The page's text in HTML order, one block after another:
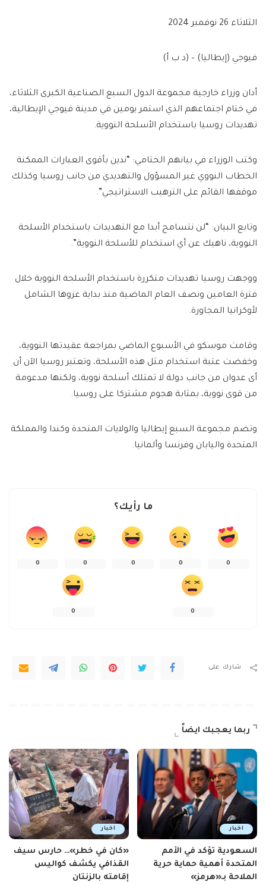
الثلاثاء 26 نوفمبر 2024
فيوجي (إيطاليا) – (د ب أ)
أدان وزراء خارجية مجموعة الدول السبع الصناعية الكبرى الثلاثاء،
في ختام اجتماعهم الذي استمر يومين في مدينة فيوجي الإيطالية،
تهديدات روسيا باستخدام الأسلحة النووية.
وكتب الوزراء في بيانهم الختامي: “ندين بأقوى العبارات الممكنة
الخطاب النووي غير المسؤول والتهديدي من جانب روسيا وكذلك
موقفها القائم على الترهيب الاستراتيجي”.
وتابع البيان: “لن نتسامح أبدا مع التهديدات باستخدام الأسلحة
النووية، ناهيك عن أي استخدام للأسلحة النووية”.
ووجهت روسيا تهديدات متكررة باستخدام الأسلحة النووية خلال
فترة العامين ونصف العام الماضية منذ بداية غزوها الشامل
لأوكرانيا المجاورة.
وقامت موسكو في الأسبوع الماضي بمراجعة عقيدتها النووية،
وخفضت عتبة استخدام مثل هذه الأسلحة، وتعتبر روسيا الآن أن
أى عدوان من جانب دولة لا تمتلك أسلحة نووية، ولكنها مدعومة
من قوى نووية، بمثابة هجوم مشتركا على روسيا.
وتضم مجموعة السبع إيطاليا والولايات المتحدة وكندا والمملكة
المتحدة واليابان وفرنسا وألمانيا.
ما رأيك؟
0
0
0
0
0
0
0
شارك على
ربما يعجبك ايضاً
اخبار
السعودية تؤكد في الأمم
المتحدة أهمية حماية حرية
الملاحة بـ«هرمز»
اخبار
«كان في خطر»… حارس سيف
القذافي يكشف كواليس
إقامته بالزنتان